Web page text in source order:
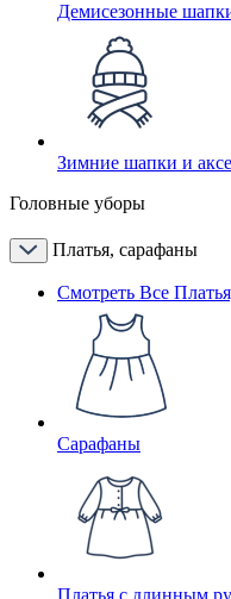
Демисезонные
Зимние шапки и
Головные уборы
Платья, сарафаны
Смотреть Все
Сарафаны
Платья с длинным